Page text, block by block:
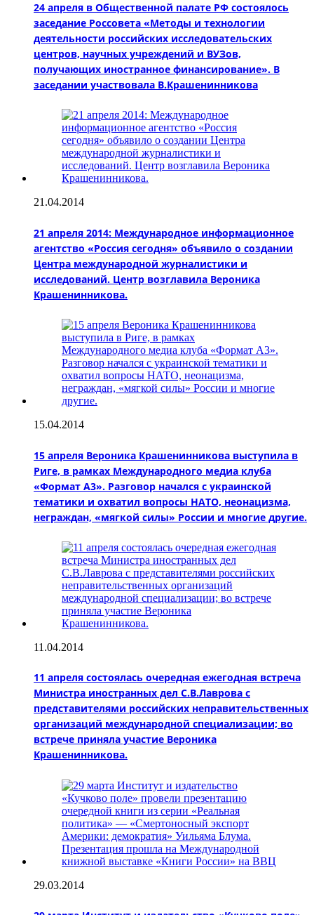
24 апреля в Общественной палате РФ состоялось
заседание Россовета «Методы и технологии
деятельности российских исследовательских
центров, научных учреждений и ВУЗов,
получающих иностранное финансирование». В
заседании участвовала В.Крашенинникова
21.04.2014
21 апреля 2014: Международное информационное
агентство «Россия сегодня» объявило о создании
Центра международной журналистики и
исследований. Центр возглавила Вероника
Крашенинникова.
15.04.2014
15 апреля Вероника Крашенинникова выступила в
Риге, в рамках Международного медиа клуба
«Формат А3». Разговор начался с украинской
тематики и охватил вопросы НАТО, неонацизма,
неграждан, «мягкой силы» России и многие другие.
11.04.2014
11 апреля состоялась очередная ежегодная встреча
Министра иностранных дел С.В.Лаврова с
представителями российских неправительственных
организаций международной специализации; во
встрече приняла участие Вероника
Крашенинникова.
29.03.2014